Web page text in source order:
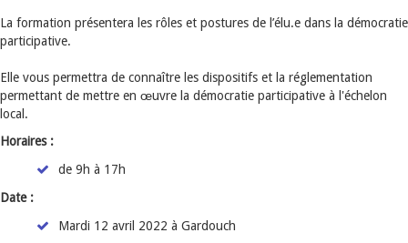
La formation présentera les rôles et postures de l’élu.e dans la démocratie
participative.
Elle vous permettra de connaître les dispositifs et la réglementation
permettant de mettre en œuvre la démocratie participative à l'échelon
local.
Horaires :
de 9h à 17h
Date :
Mardi 12 avril 2022 à Gardouch